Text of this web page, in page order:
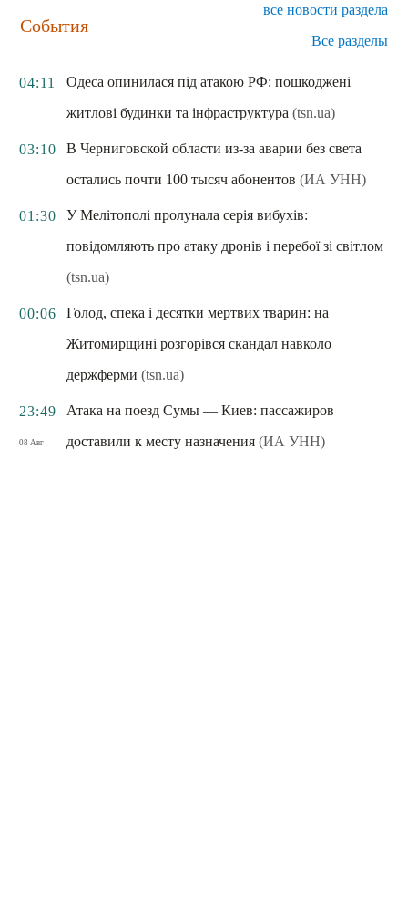
События
все новости раздела
Все разделы
04:11
Одеса опинилася під атакою РФ: пошкоджені
житлові будинки та інфраструктура (tsn.ua)
03:10
В Черниговской области из-за аварии без света
остались почти 100 тысяч абонентов (ИА УНН)
01:30
У Мелітополі пролунала серія вибухів:
повідомляють про атаку дронів і перебої зі світлом
(tsn.ua)
00:06
Голод, спека і десятки мертвих тварин: на
Житомирщині розгорівся скандал навколо
держферми (tsn.ua)
23:49
08 Авг
Атака на поезд Сумы — Киев: пассажиров
доставили к месту назначения (ИА УНН)